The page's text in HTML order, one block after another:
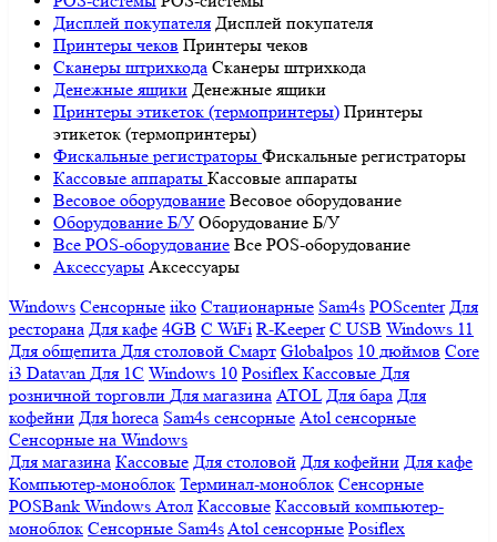
Дисплей покупателя Дисплей покупателя
Принтеры чеков Принтеры чеков
Сканеры штрихкода Сканеры штрихкода
Денежные ящики Денежные ящики
Принтеры этикеток (термопринтеры) Принтеры
этикеток (термопринтеры)
Фискальные регистраторы Фискальные регистраторы
Кассовые аппараты Кассовые аппараты
Весовое оборудование Весовое оборудование
Оборудование Б/У Оборудование Б/У
Все POS-оборудование Все POS-оборудование
Аксессуары Аксессуары
Windows Сенсорные iiko Стационарные Sam4s POScenter Для
ресторана Для кафе 4GB С WiFi R-Keeper С USB Windows 11
Для общепита Для столовой Смарт Globalpos 10 дюймов Core
i3 Datavan Для 1С Windows 10 Posiflex Кассовые Для
розничной торговли Для магазина ATOL Для бара Для
кофейни Для horeca Sam4s сенсорные Atol сенсорные
Сенсорные на Windows
Для магазина Кассовые Для столовой Для кофейни Для кафе
Компьютер-моноблок Терминал-моноблок Сенсорные
POSBank Windows Атол Кассовые Кассовый компьютер-
моноблок Сенсорные Sam4sAtol сенсорные Posiflex